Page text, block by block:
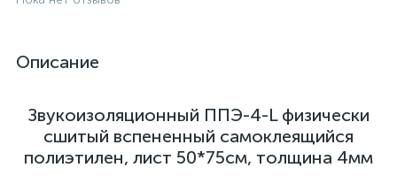
Описание
Звукоизоляционный ППЭ-4-L физически
сшитый вспененный самоклеящийся
полиэтилен, лист 50*75см, толщина 4мм